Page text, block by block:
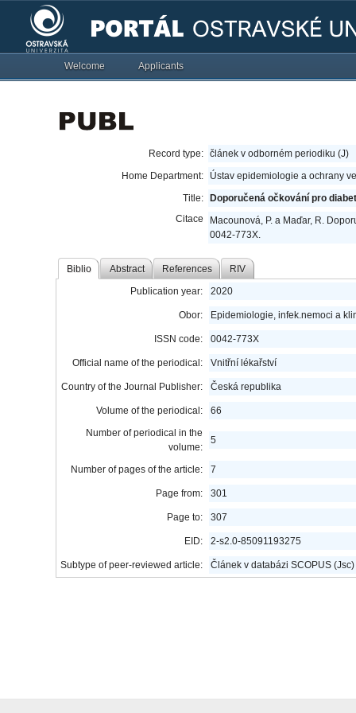
Welcome Applicants
Record type: článek v odborném periodiku (J)
Home Department:
Ústav epidemiologie a ochrany
Title:
Doporučená očkování pro
Citace
Macounová, P. a Maďar, R.
0042-773X.
Biblio Abstract References RIV
Publication year: 2020
Obor: Epidemiologie, infek.nemoci a
ISSN code: 0042-773X
Official name of the periodical: Vnitřní lékařství
Country of the Journal Publisher: Česká republika
Volume of the periodical:
66
Number of periodical in the
volume:
5
Number of pages of the article: 7
Page from: 301
Page to: 307
EID: 2-s2.0-85091193275
Subtype of peer-reviewed article: Článek v databázi SCOPUS (Jsc)